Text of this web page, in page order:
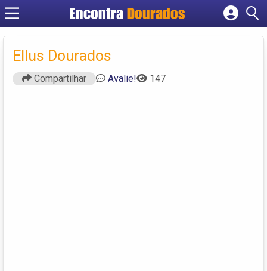
EncontraDourados
Cadastrar empresa
Ellus Dourados
Compartilhar Avalie! 147